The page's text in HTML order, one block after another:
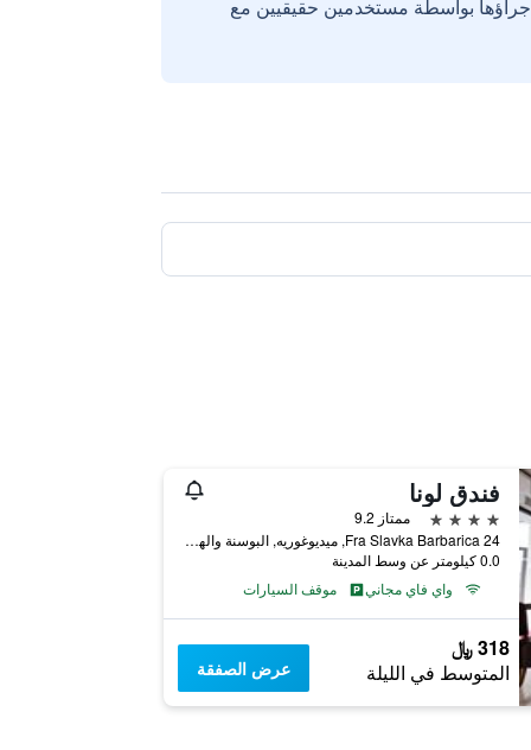
بواسطة مستخدمين حقيقيين مع
فندق لونا
4 نجوم
ممتاز 9.2
Fra Slavka Barbarica 24, ميديوغوريه, البوسنة والهرسك
0.0 كيلومتر عن وسط المدينة
واي فاي مجاني
موقف السيارات
318 ﷼
المتوسط في الليلة عرض الصفقة